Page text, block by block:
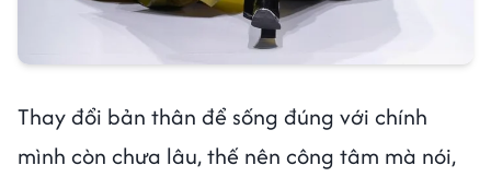
Thay đổi bản thân để sống đúng với chính
mình còn chưa lâu, thế nên công tâm mà nói,